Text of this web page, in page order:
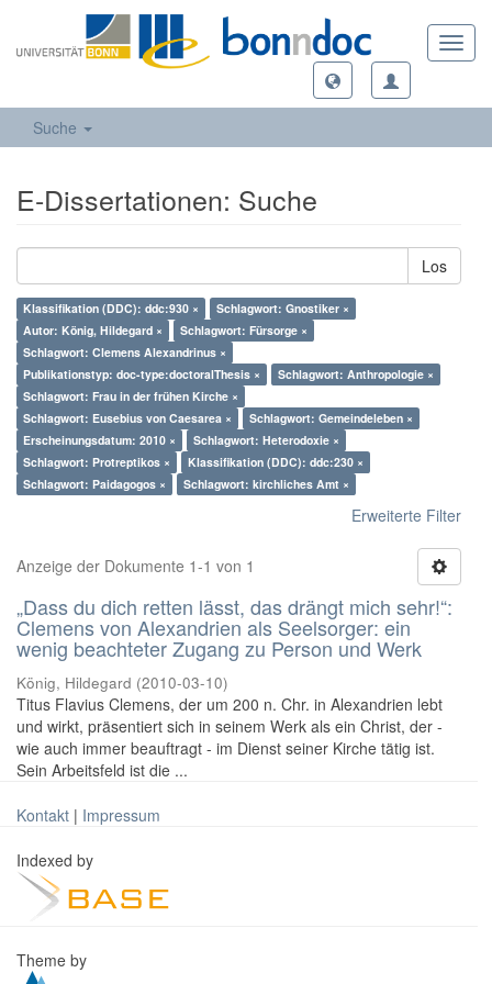
Suche
E-Dissertationen: Suche
Los
Klassifikation (DDC): ddc:930 ×
Schlagwort: Gnostiker ×
Autor: König, Hildegard ×
Schlagwort: Fürsorge ×
Schlagwort: Clemens Alexandrinus ×
Publikationstyp: doc-type:doctoralThesis ×
Schlagwort: Anthropologie ×
Schlagwort: Frau in der frühen Kirche ×
Schlagwort: Eusebius von Caesarea ×
Schlagwort: Gemeindeleben ×
Erscheinungsdatum: 2010 ×
Schlagwort: Heterodoxie ×
Schlagwort: Protreptikos ×
Klassifikation (DDC): ddc:230 ×
Schlagwort: Paidagogos ×
Schlagwort: kirchliches Amt ×
Erweiterte Filter
Anzeige der Dokumente 1-1 von 1
„Dass du dich retten lässt, das drängt mich sehr!“:
Clemens von Alexandrien als Seelsorger: ein
wenig beachteter Zugang zu Person und Werk
König, Hildegard (2010-03-10)
Titus Flavius Clemens, der um 200 n. Chr. in Alexandrien lebt
und wirkt, präsentiert sich in seinem Werk als ein Christ, der -
wie auch immer beauftragt - im Dienst seiner Kirche tätig ist.
Sein Arbeitsfeld ist die ...
Kontakt | Impressum
Indexed by
Theme by